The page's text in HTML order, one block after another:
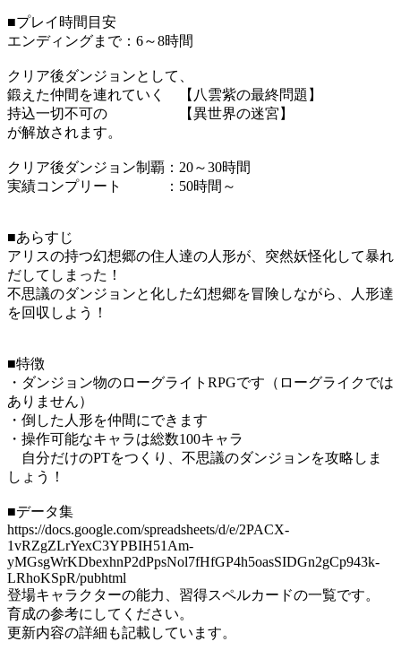
■プレイ時間目安
エンディングまで：6～8時間
クリア後ダンジョンとして、
鍛えた仲間を連れていく 【八雲紫の最終問題】
持込一切不可の 【異世界の迷宮】
が解放されます。
クリア後ダンジョン制覇：20～30時間
実績コンプリート ：50時間～
■あらすじ
アリスの持つ幻想郷の住人達の人形が、突然妖怪化して暴れ
だしてしまった！
不思議のダンジョンと化した幻想郷を冒険しながら、人形達
を回収しよう！
■特徴
・ダンジョン物のローグライトRPGです（ローグライクでは
ありません）
・倒した人形を仲間にできます
・操作可能なキャラは総数100キャラ
自分だけのPTをつくり、不思議のダンジョンを攻略しま
しょう！
■データ集
https://docs.google.com/spreadsheets/d/e/2PACX-
1vRZgZLrYexC3YPBIH51Am-
yMGsgWrKDbexhnP2dPpsNol7fHfGP4h5oasSIDGn2gCp943k-
LRhoKSpR/pubhtml
登場キャラクターの能力、習得スペルカードの一覧です。
育成の参考にしてください。
更新内容の詳細も記載しています。